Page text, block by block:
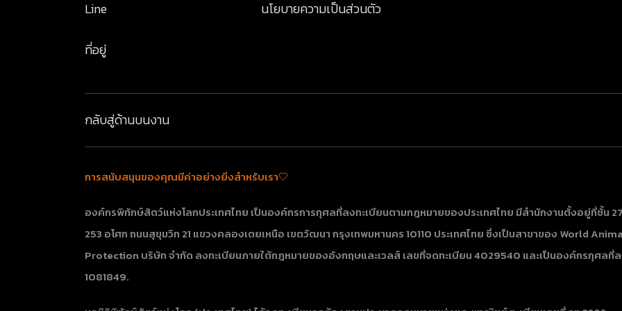
Line
ที่อยู่
นโยบายความเป็นส่วนตัว
กลับสู่ด้านบนงาน
การสนับสนุนของคุณมีค่าอย่างยิ่งสำหรับเรา🤍
องค์กรพิทักษ์สัตว์แห่งโลกประเทศไทย เป็นองค์กรการกุศลที่ลงทะเบียนตามกฎหมายของประเทศไทย มีสำนักงานตั้งอยู่ที่ชั้น
253 อโศก ถนนสุขุมวิท 21 แขวงคลองเตยเหนือ เขตวัฒนา กรุงเทพมหานคร 10110 ประเทศไทย​​​​​​​ ซึ่งเป็นสาขาของ World
Protection บริษัท จำกัด ลงทะเบียนภายใต้กฎหมายของอังกฤษและเวลส์ เลขที่จดทะเบียน 4029540 และเป็นองค์กรกุศลที่
1081849.